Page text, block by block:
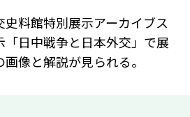
料館特別展示アーカイブス
日中戦争と日本外交」で展
像と解説が見られる。